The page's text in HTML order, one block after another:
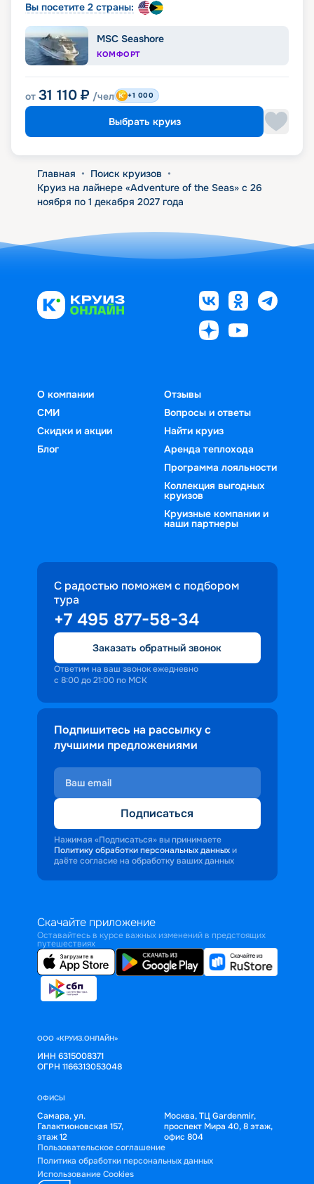
Вы посетите 2 страны:
MSC Seashore
КОМФОРТ
от 31 110 ₽ /чел +1 000
Выбрать круиз
Главная • Поиск круизов •
Круиз на лайнере «Adventure of the Seas» с 26
ноября по 1 декабря 2027 года
О компании
СМИ
Скидки и акции
Блог
Отзывы
Вопросы и ответы
Найти круиз
Аренда теплохода
Программа лояльности
Коллекция выгодных
круизов
Круизные компании и
наши партнеры
С радостью поможем с подбором
тура
+7 495 877-58-34
Заказать обратный звонок
Ответим на ваш звонок ежедневно
с 8:00 до 21:00 по МСК
Подпишитесь на рассылку с
лучшими предложениями
Подписаться
Нажимая «Подписаться» вы принимаете
Политику обработки персональных данных и
даёте согласие на обработку ваших данных
Скачайте приложение
Оставайтесь в курсе важных изменений в предстоящих
путешествиях
ООО «КРУИЗ.ОНЛАЙН»
ИНН 6315008371
ОГРН 1166313053048
ОФИСЫ
Самара, ул.
Галактионовская 157,
этаж 12
Москва, ТЦ Gardenmir,
проспект Мира 40, 8 этаж,
офис 804
Пользовательское соглашение
Политика обработки персональных данных
Использование Cookies